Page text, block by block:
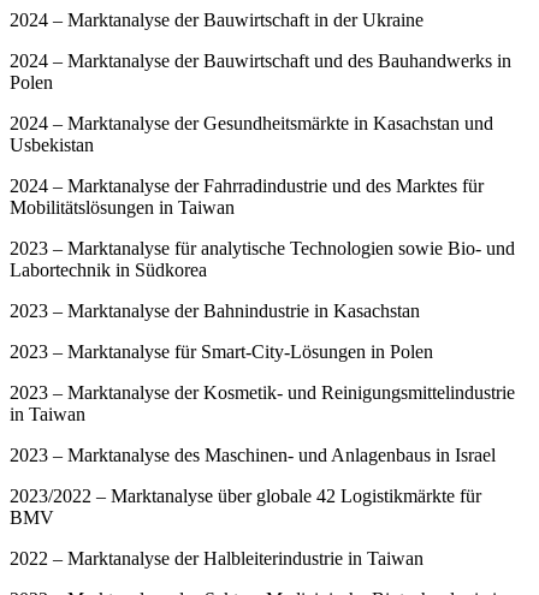
2024 – Marktanalyse der Bauwirtschaft in der Ukraine
2024 – Marktanalyse der Bauwirtschaft und des Bauhandwerks in
Polen
2024 – Marktanalyse der Gesundheitsmärkte in Kasachstan und
Usbekistan
2024 – Marktanalyse der Fahrradindustrie und des Marktes für
Mobilitätslösungen in Taiwan
2023 – Marktanalyse für analytische Technologien sowie Bio- und
Labortechnik in Südkorea
2023 – Marktanalyse der Bahnindustrie in Kasachstan
2023 – Marktanalyse für Smart-City-Lösungen in Polen
2023 – Marktanalyse der Kosmetik- und Reinigungsmittelindustrie
in Taiwan
2023 – Marktanalyse des Maschinen- und Anlagenbaus in Israel
2023/2022 – Marktanalyse über globale 42 Logistikmärkte für
BMV
2022 – Marktanalyse der Halbleiterindustrie in Taiwan